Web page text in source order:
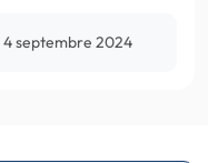
4 septembre 2024